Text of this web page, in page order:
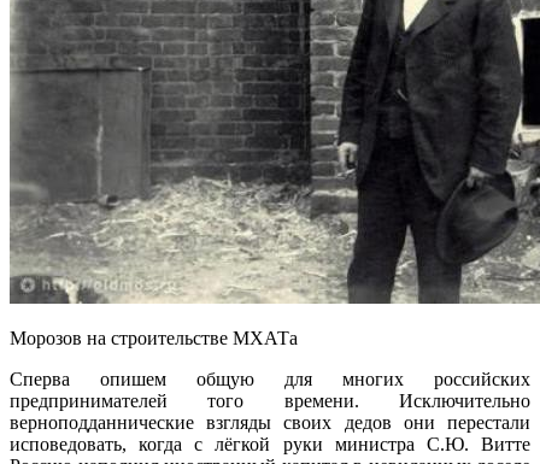
Морозов на строительстве МХАТа
Сперва опишем общую для многих российских
предпринимателей того времени. Исключительно
верноподданнические взгляды своих дедов они перестали
исповедовать, когда с лёгкой руки министра С.Ю. Витте